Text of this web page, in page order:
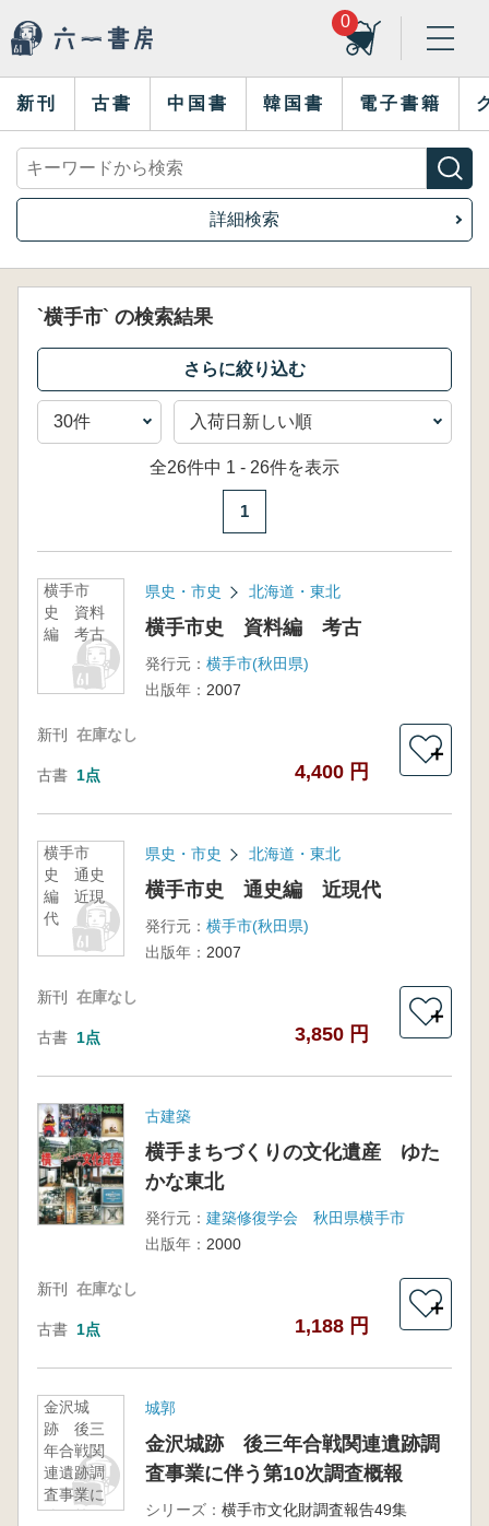
0
新刊 古書 中国書 韓国書 電子書籍
詳細検索
`横手市` の検索結果
全26件中 1 - 26件を表示
1
横手市
史 資料
編 考古
県史・市史 北海道・東北
横手市史 資料編 考古
発行元： 横手市(秋田県)
出版年： 2007
新刊 在庫なし
古書 1点 4,400 円
＋
横手市
史 通史
編 近現
代
県史・市史 北海道・東北
横手市史 通史編 近現代
発行元： 横手市(秋田県)
出版年： 2007
新刊 在庫なし
古書 1点 3,850 円
＋
古建築
横手まちづくりの文化遺産 ゆた
かな東北
発行元： 建築修復学会 秋田県横手市
出版年： 2000
新刊 在庫なし
古書 1点 1,188 円
＋
金沢城
跡 後三
年合戦関
連遺跡調
査事業に
伴う第10
城郭
金沢城跡 後三年合戦関連遺跡調
査事業に伴う第10次調査概報
シリーズ： 横手市文化財調査報告49集